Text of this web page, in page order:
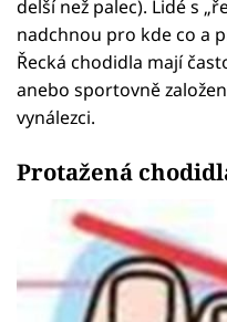
delší než palec). Lidé s
nadchnou pro kde co a
Řecká chodidla mají
anebo sportovně
vynálezci.
Protažená